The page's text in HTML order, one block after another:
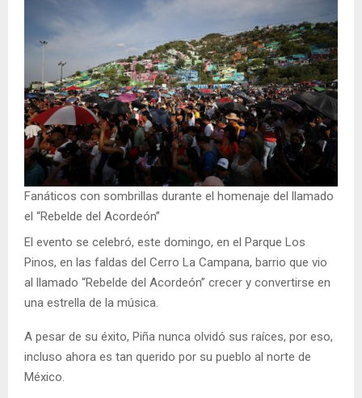
Fanáticos con sombrillas durante el homenaje del llamado
el “Rebelde del Acordeón”
El evento se celebró, este domingo, en el Parque Los
Pinos, en las faldas del Cerro La Campana, barrio que vio
al llamado “Rebelde del Acordeón” crecer y convertirse en
una estrella de la música.
A pesar de su éxito, Piña nunca olvidó sus raíces, por eso,
incluso ahora es tan querido por su pueblo al norte de
México.